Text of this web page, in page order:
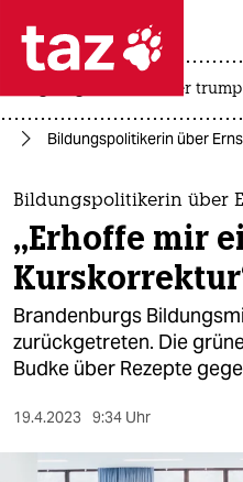
 taz
taz zahl
themen
politik
öko
gesellschaft
sport
usa unter trump
Bildungspolitikerin über
Bildungspolitikerin über
„Erhoffe mir
Brandenburgs
zurückgetreten. Die
Budke über Rezepte
19.4.2023 9:34 Uhr